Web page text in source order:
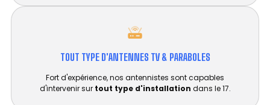
TOUT TYPE D'ANTENNES TV & PARABOLES
Fort d'expérience, nos antennistes sont capables
d'intervenir sur tout type d'installation dans le 17.